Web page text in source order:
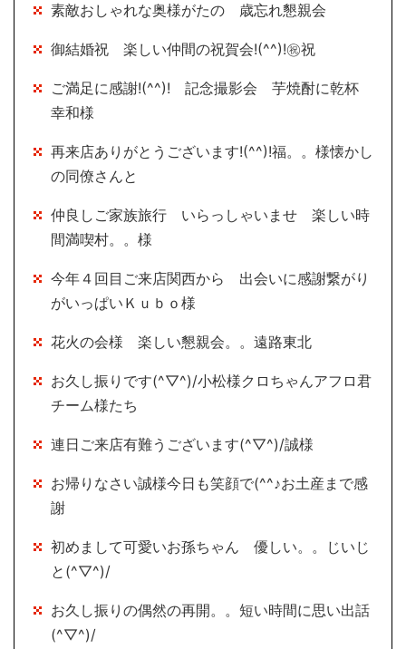
素敵おしゃれな奥様がたの 歳忘れ懇親会
御結婚祝 楽しい仲間の祝賀会!(^^)!㊗祝
ご満足に感謝!(^^)! 記念撮影会 芋焼酎に乾杯
幸和様
再来店ありがとうございます!(^^)!福。。様懐かし
の同僚さんと
仲良しご家族旅行 いらっしゃいませ 楽しい時
間満喫村。。様
今年４回目ご来店関西から 出会いに感謝繋がり
がいっぱいＫｕｂｏ様
花火の会様 楽しい懇親会。。遠路東北
お久し振りです(^▽^)/小松様クロちゃんアフロ君
チーム様たち
連日ご来店有難うございます(^▽^)/誠様
お帰りなさい誠様今日も笑顔で(^^♪お土産まで感
謝
初めまして可愛いお孫ちゃん 優しい。。じいじ
と(^▽^)/
お久し振りの偶然の再開。。短い時間に思い出話
(^▽^)/